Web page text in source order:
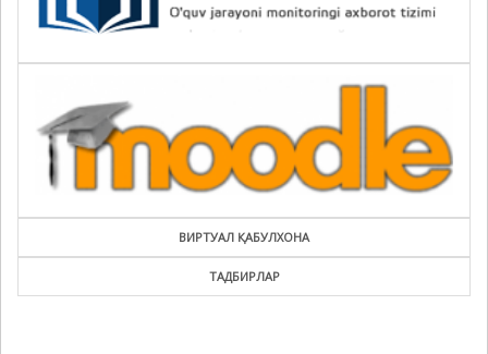
ВИРТУАЛ ҚАБУЛХОНА
ТАДБИРЛАР